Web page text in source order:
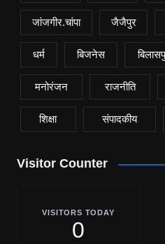
जांजगीर.चांपा जैजैपुर
धर्म बिजनेस
मनोरंजन राजनीति
शिक्षा संपादकीय
Visitor Counter
VISITORS TODAY
0